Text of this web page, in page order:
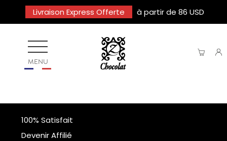
Livraison Express Offerte à partir de 86 USD
MENU
100% Satisfait
Devenir Affilié